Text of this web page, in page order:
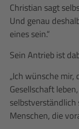
Christian sagt
Und genau
eines sein.“
Sein Antrieb ist
„Ich wünsche mir,
Gesellschaft
Menschen, die